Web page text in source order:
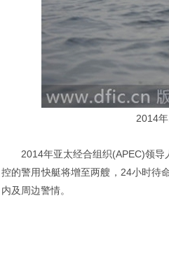
2014
2014年亚太经合组织(APEC)领
控的警用快艇将增至两艘，24小时待
内及周边警情。